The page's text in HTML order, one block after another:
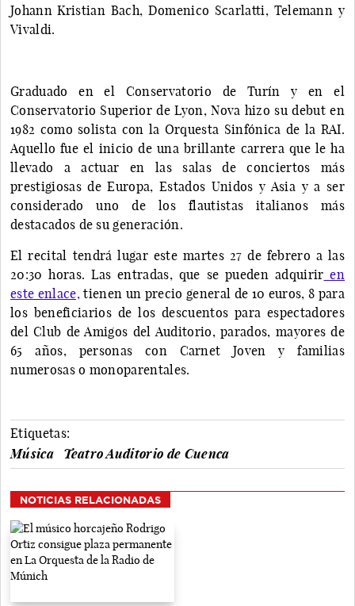
Johann Kristian Bach, Domenico Scarlatti, Telemann y
Vivaldi.
Graduado en el Conservatorio de Turín y en el
Conservatorio Superior de Lyon, Nova hizo su debut en
1982 como solista con la Orquesta Sinfónica de la RAI.
Aquello fue el inicio de una brillante carrera que le ha
llevado a actuar en las salas de conciertos más
prestigiosas de Europa, Estados Unidos y Asia y a ser
considerado uno de los flautistas italianos más
destacados de su generación.
El recital tendrá lugar este martes 27 de febrero a las
20:30 horas. Las entradas, que se pueden adquirir en
este enlace, tienen un precio general de 10 euros, 8 para
los beneficiarios de los descuentos para espectadores
del Club de Amigos del Auditorio, parados, mayores de
65 años, personas con Carnet Joven y familias
numerosas o monoparentales.
Etiquetas:
Música
Teatro Auditorio de Cuenca
NOTICIAS RELACIONADAS